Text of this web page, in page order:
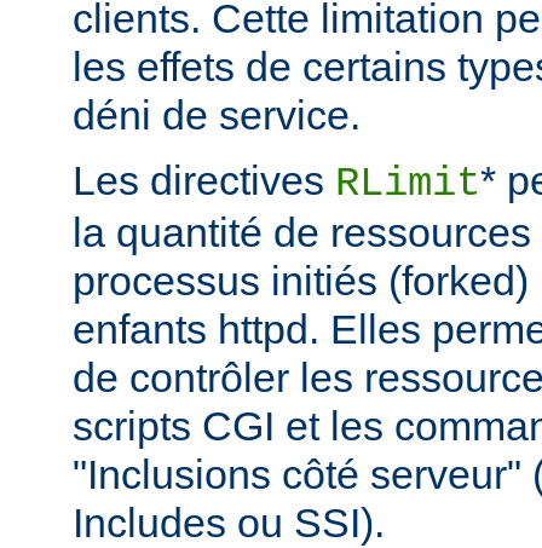
clients. Cette limitation
les effets de certains
déni de service.
Les directives RLimit*
la quantité de
processus initiés
enfants httpd. Elles
de contrôler les
scripts CGI et les
"Inclusions côté serveur"
Includes ou SSI).